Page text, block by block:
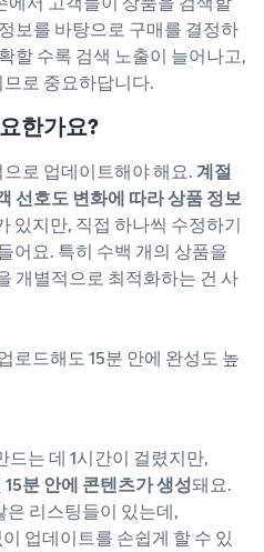
보를 바탕으로 구매를 결정하
할 수록 검색 노출이 늘어나고,
로 중요하답니다.
한가요?
로 업데이트해야 해요. 계절
선호도 변화에 따라 상품 정보
있지만, 직접 하나씩 수정하기
어요. 특히 수백 개의 상품을
개별적으로 최적화하는 건 사
로드해도 15분 안에 완성도 높
드는 데 1시간이 걸렸지만,
15분 안에 콘텐츠가 생성돼요.
은 리스팅들이 있는데,
업데이트를 손쉽게 할 수 있